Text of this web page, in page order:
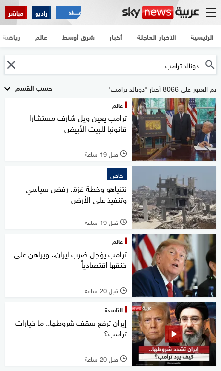
راديو مباشر
الرئيسية الأخبار العاجلة أخبار شرق أوسط عالم رياضة
حسب القسم تم العثور على 8066 أخبار "دونالد ترامب"
عالم
ترامب يعين ويل شارف مستشارا
قانونيا للبيت الأبيض
l قبل 19 ساعة
خاص
نتنياهو وخطة غزة.. رفض سياسي
وتنفيذ على الأرض
l قبل 19 ساعة
عالم
ترامب يؤجل ضرب إيران.. ويراهن على
خنقها اقتصادياً
l قبل 20 ساعة
التاسعة
إيران ترفع سقف شروطها.. ما خيارات
ترامب؟
l قبل 20 ساعة